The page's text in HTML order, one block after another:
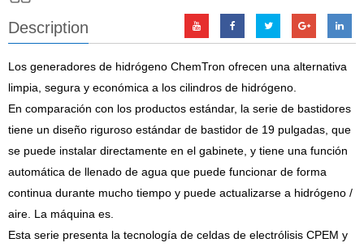
Description
Los generadores de hidrógeno ChemTron ofrecen una alternativa
limpia, segura y económica a los cilindros de hidrógeno.
En comparación con los productos estándar, la serie de bastidores
tiene un diseño riguroso estándar de bastidor de 19 pulgadas, que
se puede instalar directamente en el gabinete, y tiene una función
automática de llenado de agua que puede funcionar de forma
continua durante mucho tiempo y puede actualizarse a hidrógeno /
aire. La máquina es.
Esta serie presenta la tecnología de celdas de electrólisis CPEM y